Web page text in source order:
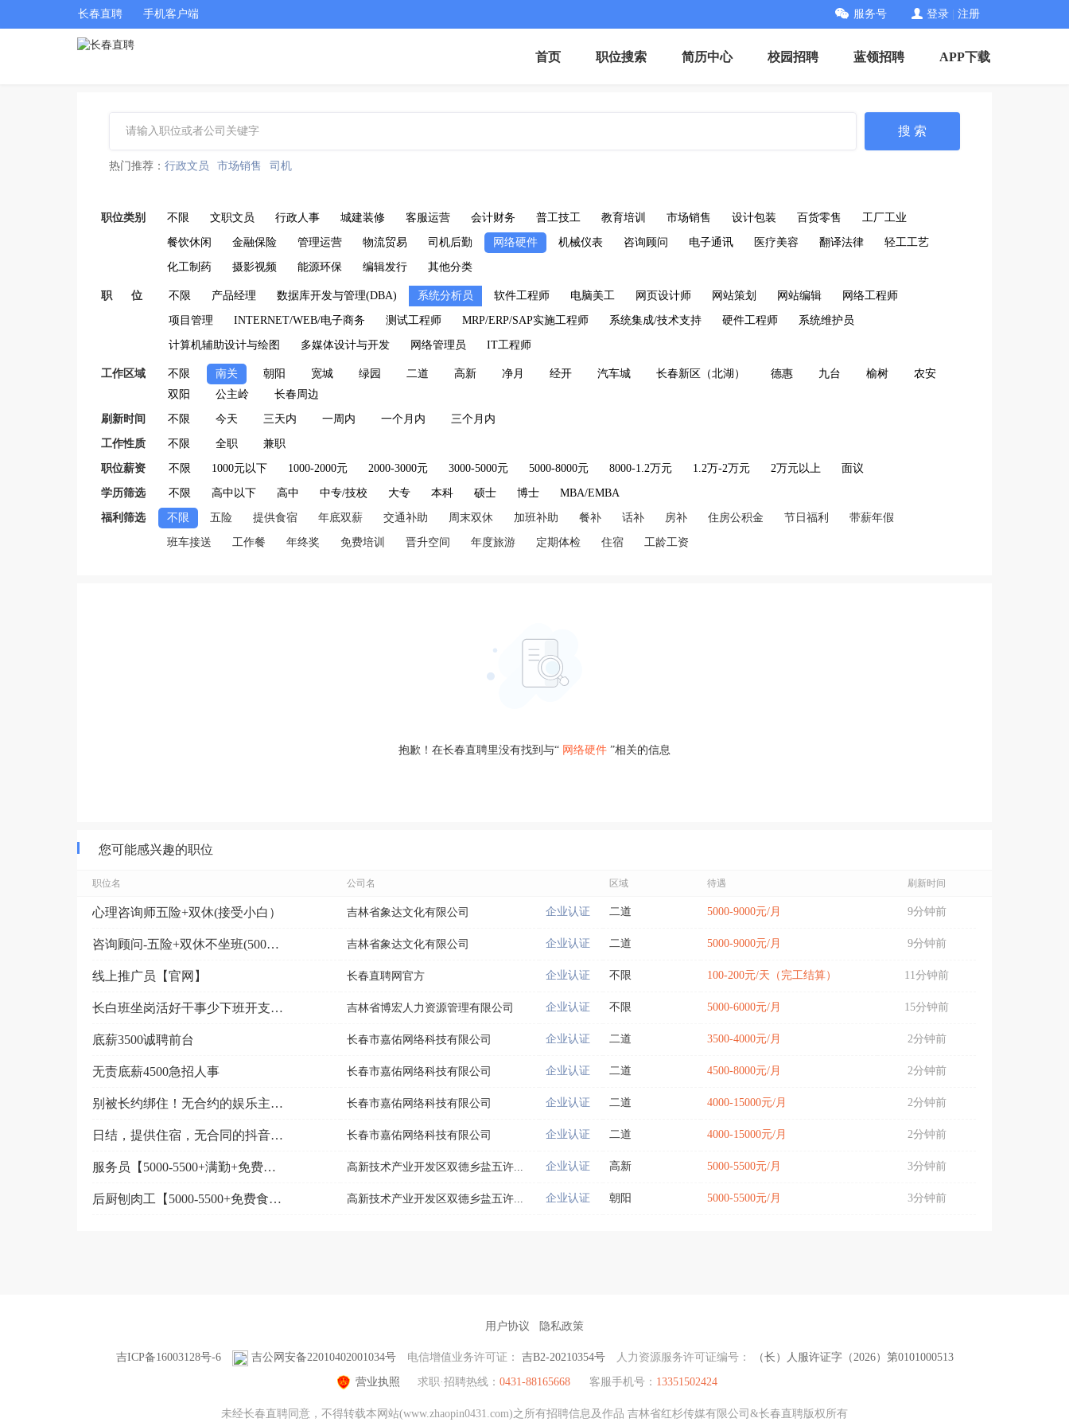
长春直聘 手机客户端 服务号 登录 注册
首页 职位搜索 简历中心 校园招聘 蓝领招聘 APP下载
搜 索
热门推荐： 行政文员 市场销售 司机
职位类别 不限 文职文员 行政人事 城建装修 客服运营 会计财务 普工技工 教育培训 市场销售 设计包装 百货零售 工厂工业
餐饮休闲 金融保险 管理运营 物流贸易 司机后勤 网络硬件 机械仪表 咨询顾问 电子通讯 医疗美容 翻译法律 轻工工艺
化工制药 摄影视频 能源环保 编辑发行 其他分类
职 位 不限 产品经理 数据库开发与管理(DBA) 系统分析员 软件工程师 电脑美工 网页设计师 网站策划 网站编辑 网络工程师
项目管理 INTERNET/WEB/电子商务 测试工程师 MRP/ERP/SAP实施工程师 系统集成/技术支持 硬件工程师 系统维护员
计算机辅助设计与绘图 多媒体设计与开发 网络管理员 IT工程师
工作区域 不限 南关 朝阳 宽城 绿园 二道 高新 净月 经开 汽车城 长春新区（北湖） 德惠 九台 榆树
农安
双阳
公主岭 长春周边
刷新时间 不限 今天 三天内 一周内 一个月内 三个月内
工作性质 不限 全职 兼职
职位薪资 不限 1000元以下 1000-2000元 2000-3000元 3000-5000元 5000-8000元 8000-1.2万元 1.2万-2万元 2万元以上 面议
学历筛选 不限 高中以下 高中 中专/技校 大专 本科 硕士 博士 MBA/EMBA
福利筛选 不限 五险 提供食宿 年底双薪 交通补助 周末双休 加班补助 餐补 话补 房补 住房公积金 节日福利 带薪年假
班车接送 工作餐 年终奖 免费培训 晋升空间 年度旅游 定期体检 住宿 工龄工资
抱歉！在长春直聘里没有找到与“ 网络硬件 ”相关的信息
您可能感兴趣的职位
职位名 公司名 区域 待遇 刷新时间
心理咨询师五险+双休(接受小白） 吉林省象达文化有限公司 企业认证 二道 5000-9000元/月 9分钟前
咨询顾问-五险+双休不坐班(5000-9000元） 吉林省象达文化有限公司 企业认证 二道 5000-9000元/月 9分钟前
线上推广员【官网】 长春直聘网官方 企业认证 不限 100-200元/天（完工结算） 11分钟前
长白班坐岗活好干事少下班开支172.5/天供吃供住 吉林省博宏人力资源管理有限公司 企业认证 不限 5000-6000元/月 15分钟前
底薪3500诚聘前台 长春市嘉佑网络科技有限公司 企业认证 二道 3500-4000元/月 2分钟前
无责底薪4500急招人事 长春市嘉佑网络科技有限公司 企业认证 二道 4500-8000元/月 2分钟前
别被长约绑住！无合约的娱乐主播岗 长春市嘉佑网络科技有限公司 企业认证 二道 4000-15000元/月 2分钟前
日结，提供住宿，无合同的抖音娱乐主播 无擦边 诚招 长春市嘉佑网络科技有限公司 企业认证 二道 4000-15000元/月 2分钟前
服务员【5000-5500+满勤+免费食宿】 高新技术产业开发区双德乡盐五许... 企业认证 高新 5000-5500元/月 3分钟前
后厨刨肉工【5000-5500+免费食宿 】 高新技术产业开发区双德乡盐五许... 企业认证 朝阳 5000-5500元/月 3分钟前
用户协议 隐私政策
吉ICP备16003128号-6 吉公网安备22010402001034号 电信增值业务许可证： 吉B2-20210354号 人力资源服务许可证编号： （长）人服许证字（2026）第0101000513
营业执照 求职·招聘热线： 0431-88165668 客服手机号： 13351502424
未经长春直聘同意，不得转载本网站(www.zhaopin0431.com)之所有招聘信息及作品 吉林省红杉传媒有限公司&长春直聘版权所有